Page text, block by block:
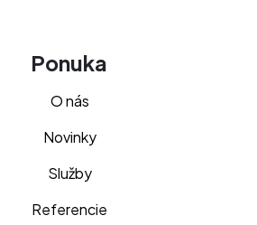
Ponuka
O nás
Novinky
Služby
Referencie